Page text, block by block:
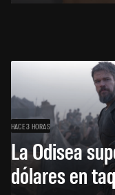
HACE 3 HORAS
La Odisea
dólares en